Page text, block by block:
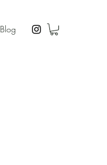
Blog